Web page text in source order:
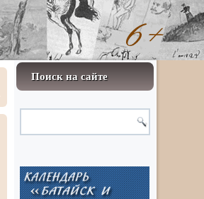
Поиск на сайте